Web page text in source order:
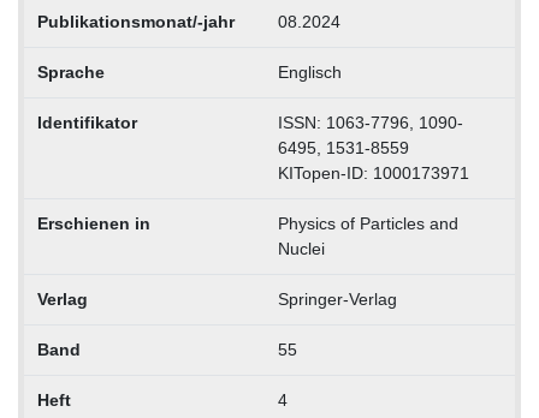
Publikationsmonat/-jahr 08.2024
Sprache Englisch
Identifikator
ISSN: 1063-7796, 1090-
6495, 1531-8559
KITopen-ID: 1000173971
Erschienen in
Physics of Particles and
Nuclei
Verlag Springer-Verlag
Band 55
Heft 4